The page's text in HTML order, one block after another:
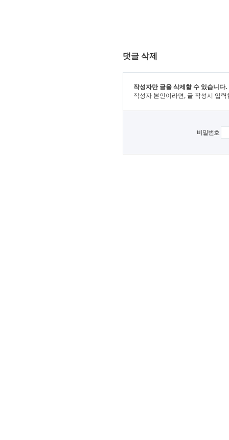
댓글 삭제
작성자만 글을 삭제할 수 있습니다.
작성자 본인이라면, 글 작성시 입
비밀번호